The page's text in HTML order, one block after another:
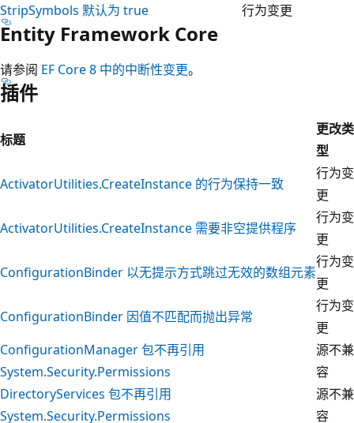
StripSymbols 默认为 true
行为变更
Entity Framework Core
请参阅 EF Core 8 中的中断性变更。
插件
标题
更改类
型
ActivatorUtilities.CreateInstance 的行为保持一致
行为变
更
ActivatorUtilities.CreateInstance 需要非空提供程序
行为变
更
ConfigurationBinder 以无提示方式跳过无效的数组元素
行为变
更
ConfigurationBinder 因值不匹配而抛出异常
行为变
更
ConfigurationManager 包不再引用
System.Security.Permissions
源不兼
容
DirectoryServices 包不再引用
System.Security.Permissions
源不兼
容